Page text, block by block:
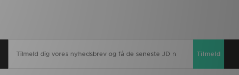
Tilmeld